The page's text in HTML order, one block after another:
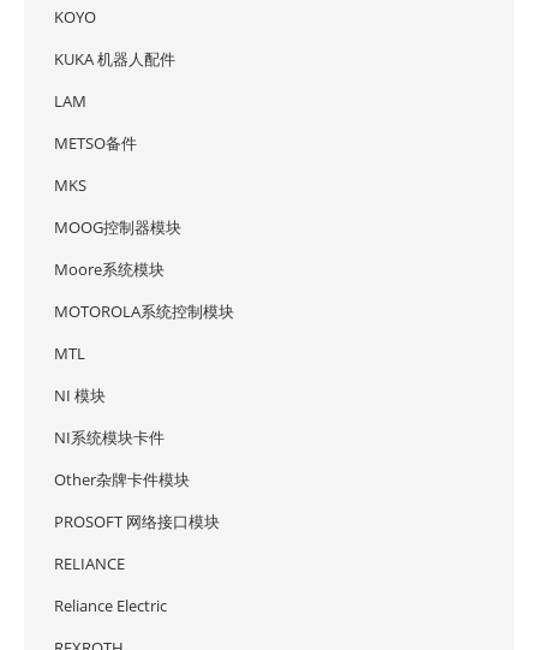
KOYO
KUKA 机器人配件
LAM
METSO备件
MKS
MOOG控制器模块
Moore系统模块
MOTOROLA系统控制模块
MTL
NI 模块
NI系统模块卡件
Other杂牌卡件模块
PROSOFT 网络接口模块
RELIANCE
Reliance Electric